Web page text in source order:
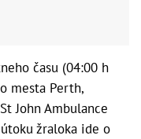
času (04:00 h
mesta Perth,
John Ambulance
žraloka ide o